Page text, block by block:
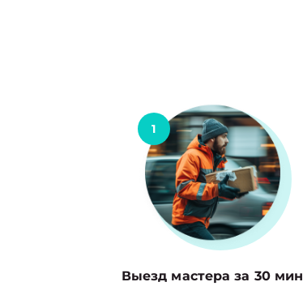
1
Выезд мастера за 30 мин